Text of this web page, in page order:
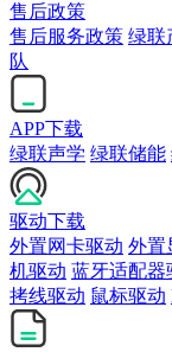
售后政策
售后服务政策 绿联
队
APP下载
绿联声学 绿联储能
驱动下载
外置网卡驱动 外置
机驱动 蓝牙适配器
拷线驱动 鼠标驱动